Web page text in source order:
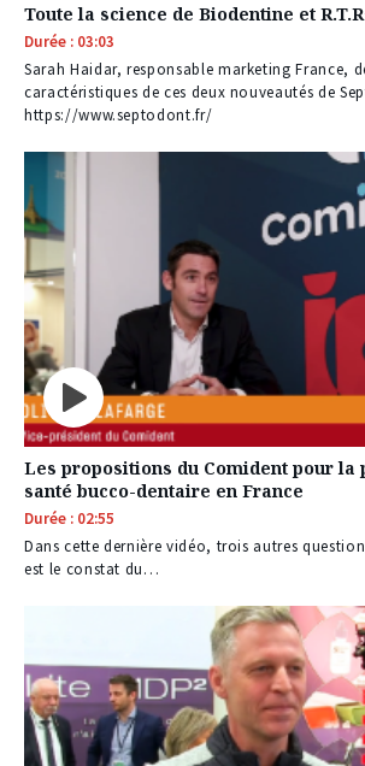
Toute la science de Biodentine et
Durée : 03:03
Sarah Haidar, responsable marketing France,
caractéristiques de ces deux nouveautés de
https://www.septodont.fr/
Les propositions du Comident pour la
santé bucco-dentaire en France
Durée : 02:55
Dans cette dernière vidéo, trois autres
est le constat du…